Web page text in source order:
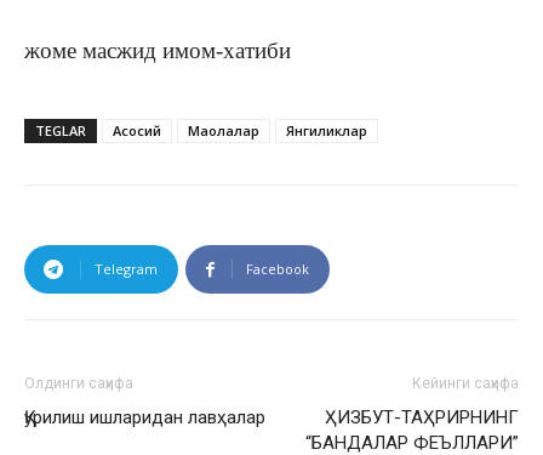
жоме масжид имом-хатиби
TEGLAR Асосий Мақолалар Янгиликлар
Telegram Facebook
Олдинги саҳифа
Қурилиш ишларидан лавҳалар
Кейинги саҳифа
ҲИЗБУТ-ТАҲРИРНИНГ
“БАНДАЛАР ФЕЪЛЛАРИ”